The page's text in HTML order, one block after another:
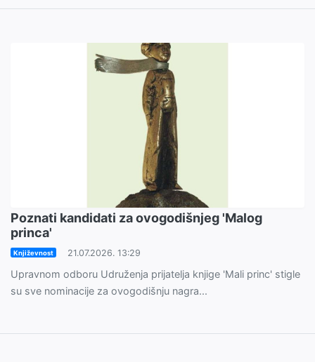
Poznati kandidati za ovogodišnjeg 'Malog
princa'
Književnost 21.07.2026. 13:29
Upravnom odboru Udruženja prijatelja knjige 'Mali princ' stigle
su sve nominacije za ovogodišnju nagra...